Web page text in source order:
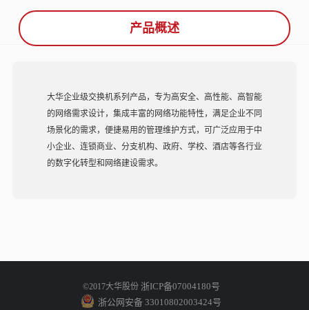
产品概述
大华企业级交换机系列产品，专为高安全、高性能、高智能
的网络需求设计，集成丰富的网络功能特性，满足企业不同
场景化的需求，便捷易用的管理维护方式，可广泛应用于中
小企业、连锁商业、分支机构、政府、学校、酒店等各行业
的数字化转型和网络建设需求。
©2017大华股份 浙ICP备07004180号
浙公网安备 33010802003424号